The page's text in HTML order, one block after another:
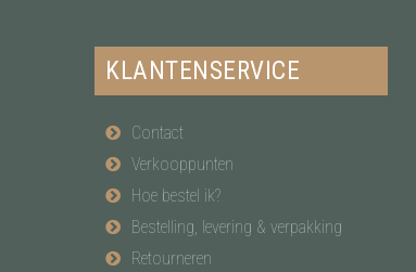
KLANTENSERVICE
Contact
Verkooppunten
Hoe bestel ik?
Bestelling, levering & verpakking
Retourneren